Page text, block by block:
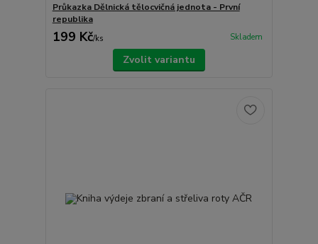
Průkazka Dělnická tělocvičná jednota - První
republika
199 Kč/ks Skladem
Zvolit variantu